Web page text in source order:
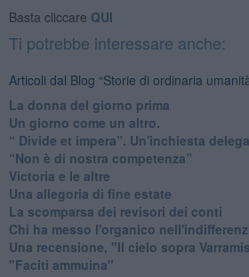
Basta cliccare QUI
Ti potrebbe interessare anche:
Articoli dal Blog “Storie di ordinaria
​La donna del giorno prima
​Un giorno come un altro.
​“ Divide et impera”. Un'inchiesta
“Non è di nostra competenza”
​Victoria e le altre
Una allegoria di fine estate
La scomparsa dei revisori dei conti
Chi ha messo l'organico
Una recensione, "Il cielo sopra
​"Faciti ammuina"